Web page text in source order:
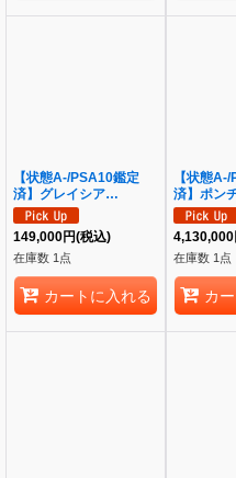
【状態A-/PSA10鑑定
済】グレイシア
VMAX(SA)《HR》
{091/069}[その他]
149,000円(税込)
在庫数 1点
カートに入れる
【状態
済】ポン
チュウ《P
[その他]
4,130,000
在庫数 1点
カ